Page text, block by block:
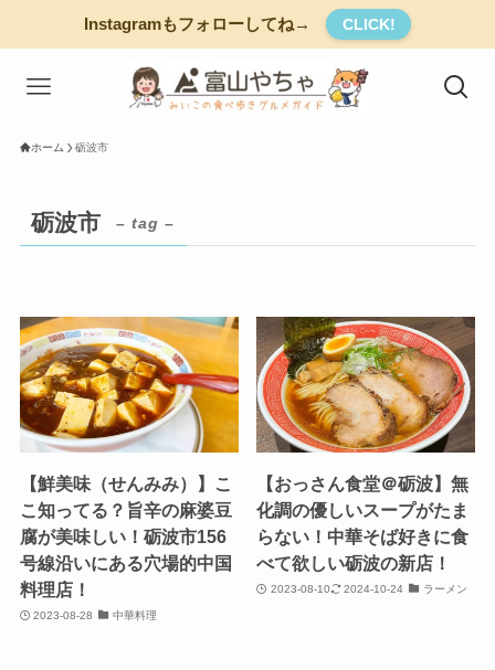
Instagramもフォローしてね→ CLICK!
ホーム 砺波市
砺波市 – tag –
【鮮美味（せんみみ）】こ
こ知ってる？旨辛の麻婆豆
腐が美味しい！砺波市156
号線沿いにある穴場的中国
料理店！
2023-08-28 中華料理
【おっさん食堂＠砺波】無
化調の優しいスープがたま
らない！中華そば好きに食
べて欲しい砺波の新店！
2023-08-10 2024-10-24 ラーメン